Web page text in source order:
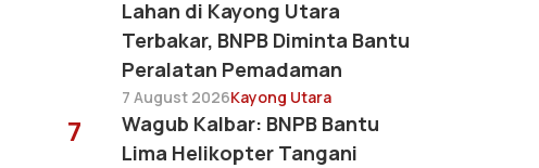
Lahan di Kayong Utara
Terbakar, BNPB Diminta Bantu
Peralatan Pemadaman
7 August 2026Kayong Utara
7
Wagub Kalbar: BNPB Bantu
Lima Helikopter Tangani